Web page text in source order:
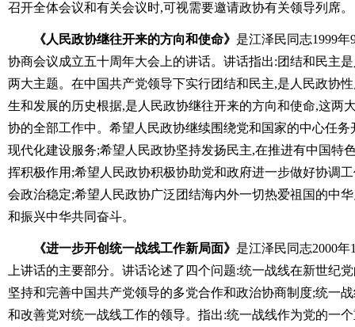
召开全体会议和有关会议时,可视需要邀请政协有关领导列席。
《人民政协继往开来的方向和使命》 是江泽民同志1999
协商会议成立五十周年大会上的讲话。讲话指出:团结和民主
两大主题。在中国共产党领导下实行团结和民主,是人民政协
生和发展的历史根据,是人民政协继往开来的方向和使命,这两
协的全部工作中。希望人民政协继续围绕党和国家的中心任
现代化建设服务;希望人民政协坚持发扬民主,在推进有中国特
挥积极作用;希望人民政协积极协助党和政府进一步做好协调
会政治稳定;希望人民政协广泛团结海内外一切热爱祖国的中
和振兴中华共同奋斗。
《进一步开创统一战线工作新局面》 是江泽民同志2000
上讲话的主要部分。讲话论述了四个问题:统一战线在新世纪
坚持和完善中国共产党领导的多党合作和政治协商制度;统一
和改善党对统一战线工作的领导。指出:统一战线作为党的一